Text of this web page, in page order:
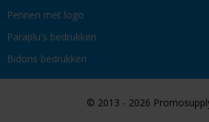
Pennen met logo
Paraplu's bedrukken
Bidons bedrukken
© 2013 - 2026